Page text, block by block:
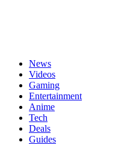
News
Videos
Gaming
Entertainment
Anime
Tech
Deals
Guides